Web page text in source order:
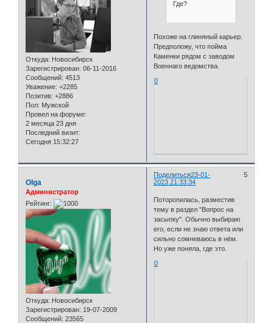
Откуда: Новосибирск
Зарегистрирован: 06-11-2016
Сообщений: 4513
Уважение: +2285
Позитив: +2886
Пол: Мужской
Провел на форуме:
2 месяца 23 дня
Последний визит:
Сегодня 15:32:27
Где?
Похоже на глиняный карьер.
Предположу, что пойма
Каменки рядом с заводом
Военнаго ведомства.
0
Поделиться 5
23-01-
2023 21:33:34
Olga
Администратор
Рейтинг:
Откуда: Новосибирск
Зарегистрирован: 19-07-2009
Сообщений: 23565
Поторопилась, разместив
тему в раздел "Вопрос на
засыпку". Обычно выбираю
его, если не знаю ответа или
сильно сомневаюсь в нём.
Но уже поняла, где это.
0